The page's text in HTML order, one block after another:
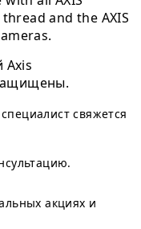
and the AXIS
Axis
свяжется
акциях и